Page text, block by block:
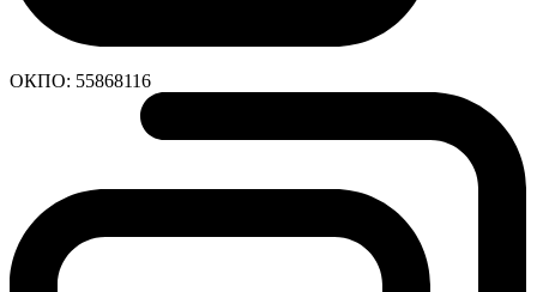
ОКПО: 55868116